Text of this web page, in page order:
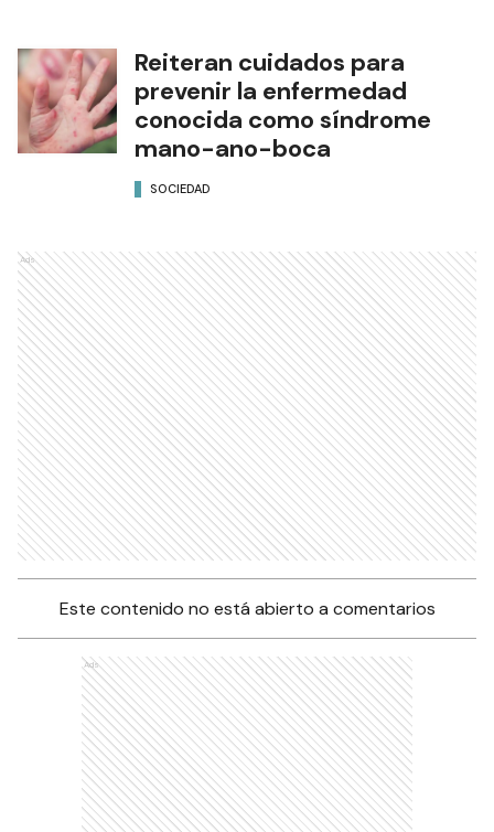
Reiteran cuidados para
prevenir la enfermedad
conocida como síndrome
mano-ano-boca
SOCIEDAD
Ads
Este contenido no está abierto a comentarios
Ads